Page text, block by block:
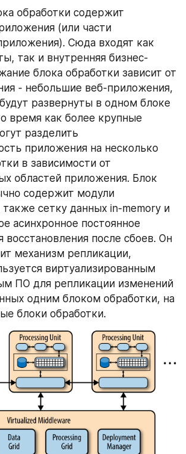
обработки содержит
(или части
Сюда входят как
так и внутренняя бизнес-
блока обработки зависит от
- небольшие веб-приложения,
развернуты в одном блоке
время как более крупные
разделить
приложения на несколько
в зависимости от
областей приложения. Блок
содержит модули
сетку данных in-memory и
асинхронное постоянное
восстановления после сбоев. Он
механизм репликации,
виртуализированным
ПО для репликации изменений
одним блоком обработки, на
блоки обработки.